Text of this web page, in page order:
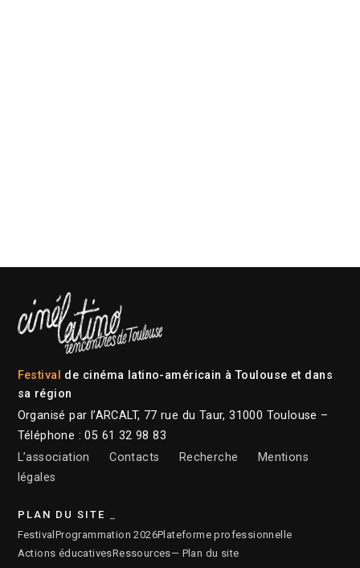
Festival de cinéma latino-américain à Toulouse et dans
sa région
Organisé par l’ARCALT, 77 rue du Taur, 31000 Toulouse –
Téléphone : 05 61 32 98 83
L’association
Contacts Recherche
Mentions
légales
PLAN DU SITE
Festival Programmation 2026Plateforme professionnelle
Actions éducativesRessources— Plan du site